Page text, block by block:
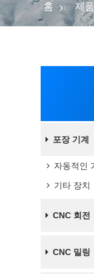
홈 제
포장 기계
자동적인
기타 장치
CNC 회전
CNC 밀링